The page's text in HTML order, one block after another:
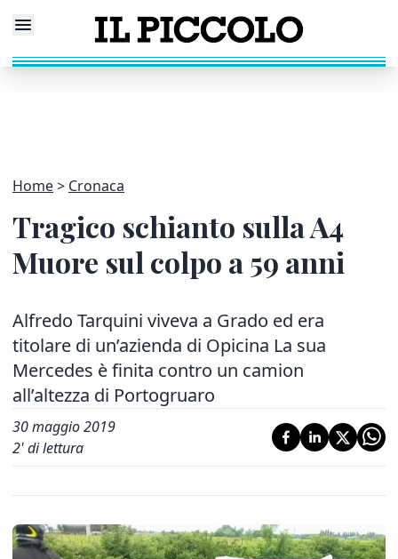
Home Cronaca
Tragico schianto sulla A4
Muore sul colpo a 59 anni
Alfredo Tarquini viveva a Grado ed era
titolare di un’azienda di Opicina La sua
Mercedes è finita contro un camion
all’altezza di Portogruaro
30 maggio 2019
2' di lettura